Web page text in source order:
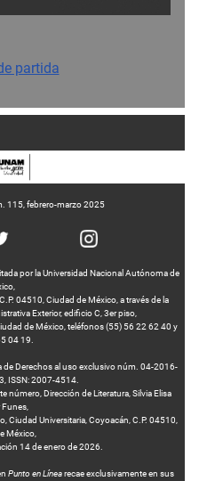
115, febrero-marzo 2025
por la Universidad Nacional Autónoma de
04510, Ciudad de México, a través de la
Exterior, edificio C, 3er piso,
de México, teléfonos (55) 56 22 62 40 y
04 19.
de Derechos al uso exclusivo núm. 04-2016-
ISSN: 2007-4514.
número, Dirección de Literatura, Silvia Elisa
Ciudad Universitaria, Coyoacán, C.P. 04510,
México,
14 de enero de 2026.
Punto en Línearecae exclusivamente en sus